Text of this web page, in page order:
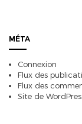
MÉTA
Connexion
Flux des
Flux des
Site de